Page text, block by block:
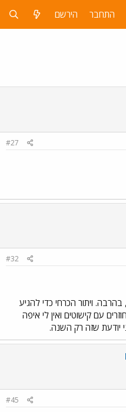
התחבר הירשם
#27
#32
ויתור הכרחי כדי להגיע
עם קישוטים ואין לי איפה
יודעת שזה רק השנה.
#45